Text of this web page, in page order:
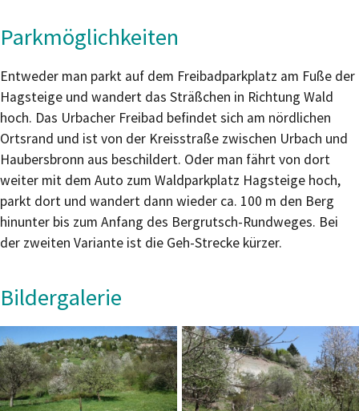
Parkmöglichkeiten
Entweder man parkt auf dem Freibadparkplatz am Fuße der
Hagsteige und wandert das Sträßchen in Richtung Wald
hoch. Das Urbacher Freibad befindet sich am nördlichen
Ortsrand und ist von der Kreisstraße zwischen Urbach und
Haubersbronn aus beschildert. Oder man fährt von dort
weiter mit dem Auto zum Waldparkplatz Hagsteige hoch,
parkt dort und wandert dann wieder ca. 100 m den Berg
hinunter bis zum Anfang des Bergrutsch-Rundweges. Bei
der zweiten Variante ist die Geh-Strecke kürzer.
Bildergalerie